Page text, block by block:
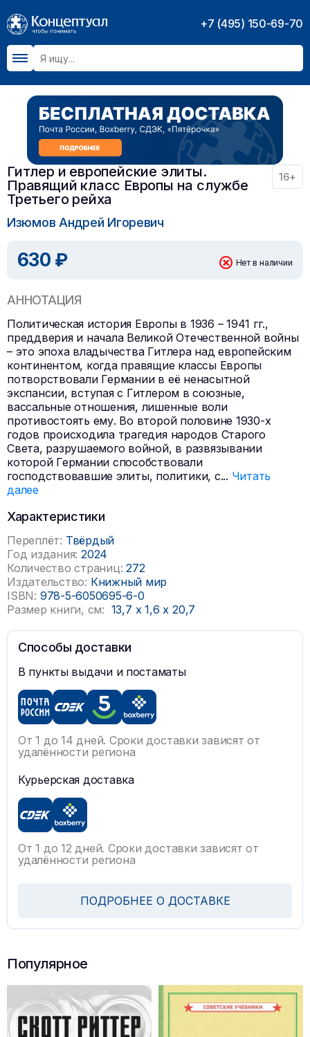
+7 (495) 150-69-70
Гитлер и европейские элиты.
Правящий класс Европы на службе
Третьего рейха
16+
Изюмов Андрей Игоревич
630 ₽ Нет в наличии
АННОТАЦИЯ
Политическая история Европы в 1936 – 1941 гг.,
преддверия и начала Великой Отечественной войны
– это эпоха владычества Гитлера над европейским
континентом, когда правящие классы Европы
потворствовали Германии в её ненасытной
экспансии, вступая с Гитлером в союзные,
вассальные отношения, лишенные воли
противостоять ему. Во второй половине 1930-х
годов происходила трагедия народов Старого
Света, разрушаемого войной, в развязывании
которой Германии способствовали
господствовавшие элиты, политики, с... Читать
далее
Характеристики
Переплёт: Твёрдый
Год издания: 2024
Количество страниц: 272
Издательство: Книжный мир
ISBN: 978-5-6050695-6-0
Размер книги, см: 13,7 x 1,6x 20,7
Способы доставки
В пункты выдачи и постаматы
От 1 до 14 дней. Сроки доставки зависят от
удалённости региона
Курьерская доставка
От 1 до 12 дней. Сроки доставки зависят от
удалённости региона
ПОДРОБНЕЕ О ДОСТАВКЕ
Популярное